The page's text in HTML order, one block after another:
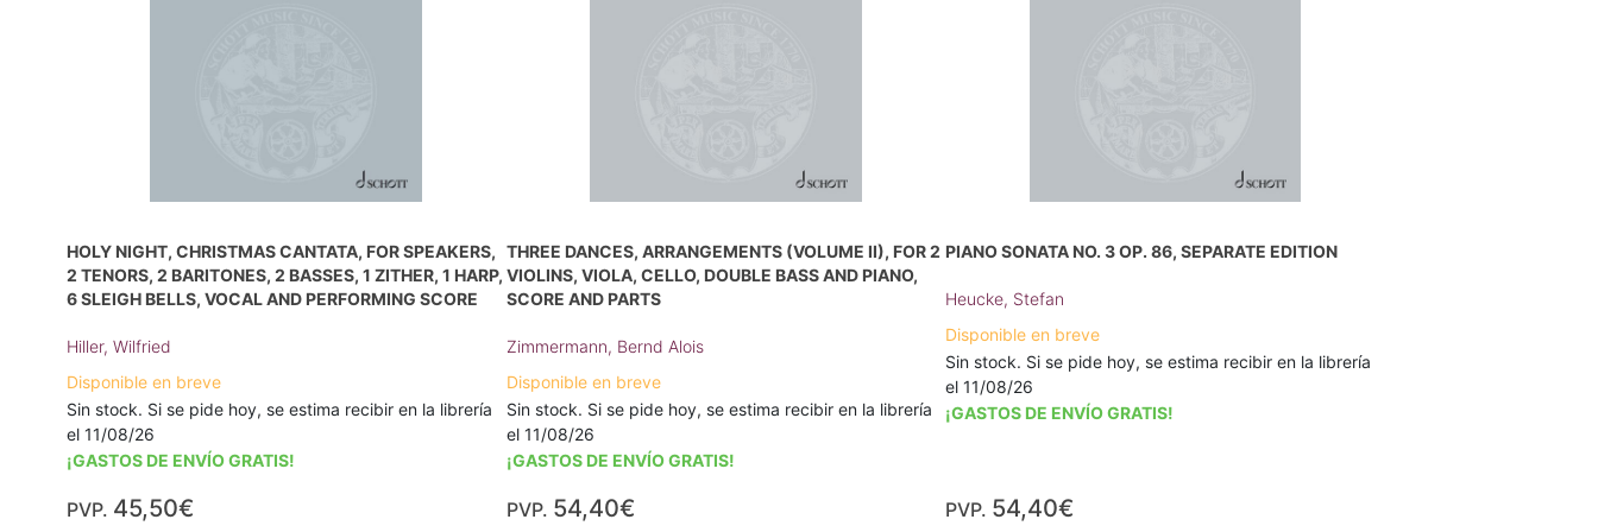
HOLY NIGHT, CHRISTMAS CANTATA, FOR SPEAKERS,
2 TENORS, 2 BARITONES, 2 BASSES, 1 ZITHER, 1 HARP,
6 SLEIGH BELLS, VOCAL AND PERFORMING SCORE
Hiller, Wilfried
Disponible en breve
Sin stock. Si se pide hoy, se estima recibir en la librería
el 11/08/26
¡GASTOS DE ENVÍO GRATIS!
PVP. 45,50€
THREE DANCES, ARRANGEMENTS (VOLUME II), FOR 2
VIOLINS, VIOLA, CELLO, DOUBLE BASS AND PIANO,
SCORE AND PARTS
Zimmermann, Bernd Alois
Disponible en breve
Sin stock. Si se pide hoy, se estima recibir en la librería
el 11/08/26
¡GASTOS DE ENVÍO GRATIS!
PVP. 54,40€
PIANO SONATA NO. 3 OP. 86, SEPARATE EDITION
Heucke, Stefan
Disponible en breve
Sin stock. Si se pide hoy, se estima recibir en la librería
el 11/08/26
¡GASTOS DE ENVÍO GRATIS!
PVP. 54,40€